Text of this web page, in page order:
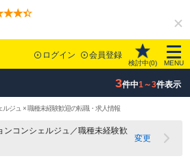
ログイン 会員登録
検討中(0) MENU
3件中1～3件表示
ジュ × 職種未経験歓迎の転職・求人情報
ンコンシェルジュ／職種未経験歓
変更